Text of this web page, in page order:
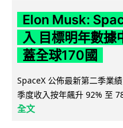
Elon Musk:
入 目標明年數
蓋全球170國
SpaceX 公佈最新第二季業
季度收入按年飆升 92% 至
全文